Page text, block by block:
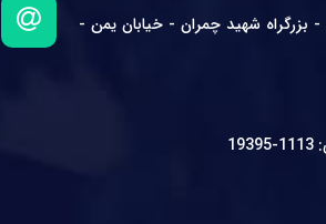
- بزرگراه شهید چمران - خیابان یمن -
1113-19395